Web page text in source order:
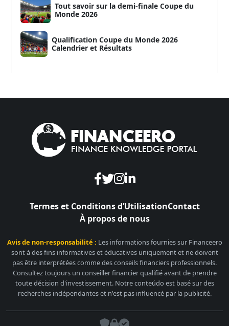
Tout savoir sur la demi-finale Coupe du
Monde 2026
Qualification Coupe du Monde 2026
Calendrier et Résultats
Termes et Conditions d’UtilisationContact
À propos de nous
Avis de non-responsabilité : Les informations fournies sur Financeero
sont à des fins informatives et éducatives uniquement et ne doivent
pas être interprétées comme des conseils financiers professionnels.
Consultez toujours un conseiller financier qualifié avant de prendre
toute décision d'investissement. Notre conteúdo est basé sur des
recherches indépendantes et n'est pas influencé par la publicité.